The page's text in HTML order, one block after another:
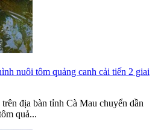
nuôi tôm quảng canh cải tiến 2 giai
địa bàn tỉnh Cà Mau chuyển dần
quả...